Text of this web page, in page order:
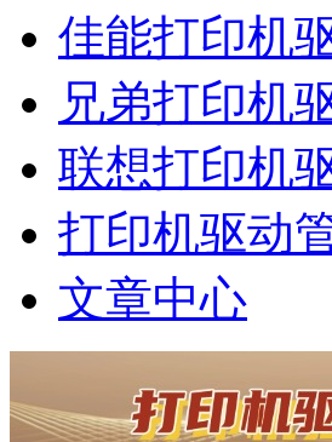
佳能打印机
兄弟打印机
联想打印机
打印机驱动
文章中心